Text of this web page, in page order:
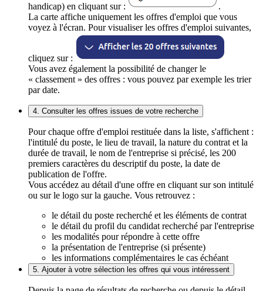
handicap) en cliquant sur :
.
La carte affiche uniquement les offres d'emploi que vous
voyez à l'écran. Pour visualiser les offres d'emploi suivantes,
cliquez sur :
Vous avez également la possibilité de changer le
« classement » des offres : vous pouvez par exemple les trier
par date.
4. Consulter les offres issues de votre recherche
Pour chaque offre d'emploi restituée dans la liste, s'affichent :
l'intitulé du poste, le lieu de travail, la nature du contrat et la
durée de travail, le nom de l'entreprise si précisé, les 200
premiers caractères du descriptif du poste, la date de
publication de l'offre.
Vous accédez au détail d'une offre en cliquant sur son intitulé
ou sur le logo sur la gauche. Vous retrouvez :
le détail du poste recherché et les éléments de contrat
le détail du profil du candidat recherché par l'entreprise
les modalités pour répondre à cette offre
la présentation de l'entreprise (si présente)
les informations complémentaires le cas échéant
5. Ajouter à votre sélection les offres qui vous intéressent